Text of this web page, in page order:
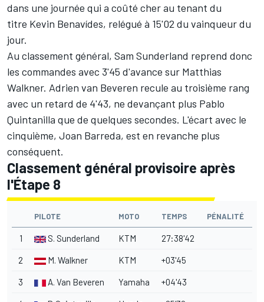
dans une journée qui a coûté cher au tenant du
titre Kevin Benavídes, relégué à 15'02 du vainqueur du
jour.
Au classement général, Sam Sunderland reprend donc
les commandes avec 3'45 d'avance sur Matthias
Walkner. Adrien van Beveren recule au troisième rang
avec un retard de 4'43, ne devançant plus Pablo
Quintanilla que de quelques secondes. L'écart avec le
cinquième, Joan Barreda, est en revanche plus
conséquent.
Classement général provisoire après
l'Étape 8
PILOTE MOTO TEMPS PÉNALITÉ
1 S. Sunderland KTM 27:38'42
2 M. Walkner KTM +03'45
3 A. Van Beveren Yamaha +04'43